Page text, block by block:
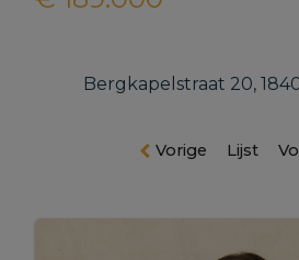
Bergkapelstraat 20,
Vorige Lijst